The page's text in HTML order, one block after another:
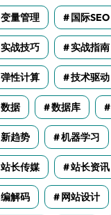
变量管理 国际SEO
实战技巧 实战指南
弹性计算 技术驱动
数据 数据库
新趋势 机器学习
站长传媒 站长资讯
编解码 网站设计